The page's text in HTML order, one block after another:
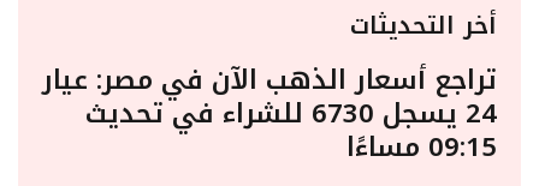
أخر التحديثات
تراجع أسعار الذهب الآن في مصر: عيار
24 يسجل 6730 للشراء في تحديث
09:15 مساءًا